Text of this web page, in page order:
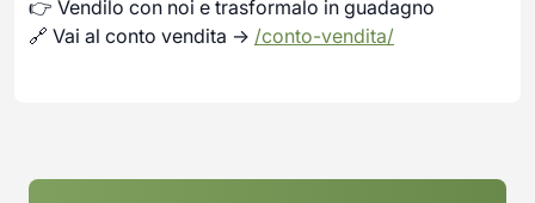
👉 Vendilo con noi e trasformalo in guadagno
🔗 Vai al conto vendita → /conto-vendita/